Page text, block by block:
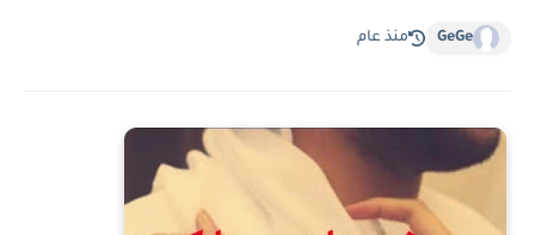
GeGe منذ عام